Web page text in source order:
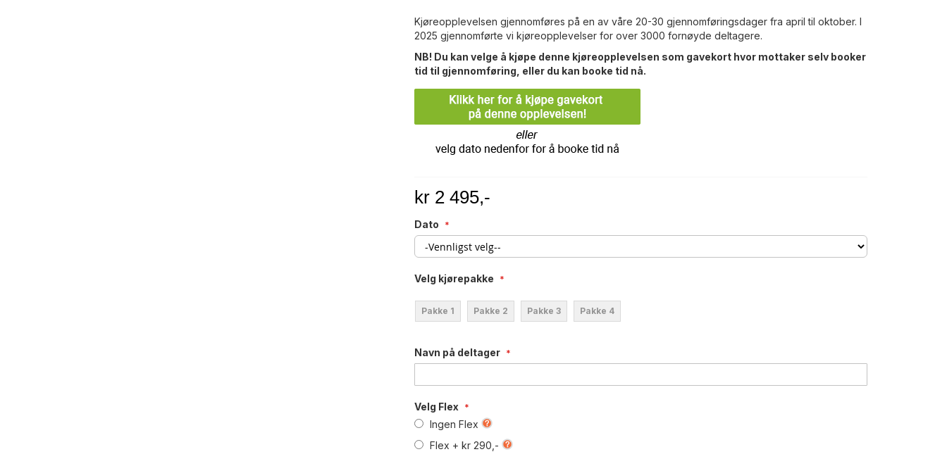
Kjøreopplevelsen gjennomføres på en av våre 20-30 gjennomføringsdager fra april til oktober. I
2025 gjennomførte vi kjøreopplevelser for over 3000 fornøyde deltagere.
NB! Du kan velge å kjøpe denne kjøreopplevelsen som gavekort hvor mottaker selv booker
tid til gjennomføring, eller du kan booke tid nå.
kr 2 495,-
Dato
Velg kjørepakke
Pakke 1 Pakke 2 Pakke 3 Pakke 4
Navn på deltager
Velg Flex
Ingen Flex
Flex +kr 290,-